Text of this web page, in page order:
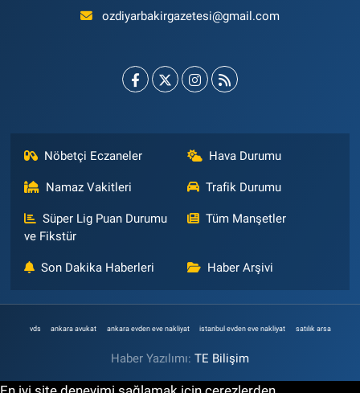
ozdiyarbakirgazetesi@gmail.com
Nöbetçi Eczaneler Hava Durumu
Namaz Vakitleri Trafik Durumu
Süper Lig Puan Durumu
ve Fikstür
Tüm Manşetler
Son Dakika Haberleri Haber Arşivi
vds ankara avukat ankara evden eve nakliyat istanbul evden eve nakliyat satılık arsa
Haber Yazılımı: TE Bilişim